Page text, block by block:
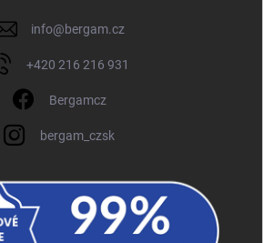
info@bergam.cz
+420 216 216 931
Bergamcz
bergam_czsk